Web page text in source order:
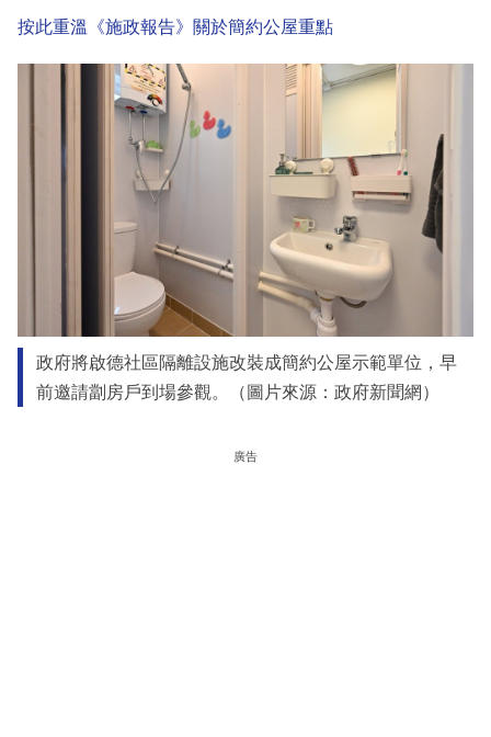
按此重溫《施政報告》關於簡約公屋重點
政府將啟德社區隔離設施改裝成簡約公屋示範單位，早
前邀請劏房戶到場參觀。（圖片來源：政府新聞網）
廣告